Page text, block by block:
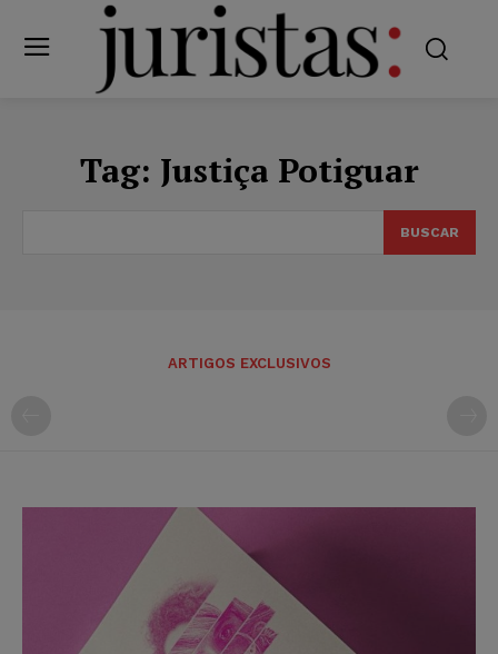
Tag: Justiça Potiguar
BUSCAR
ARTIGOS EXCLUSIVOS